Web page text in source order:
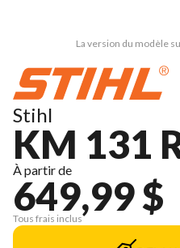
La version du modèle
Stihl
KM 131
À partir de
649,99 $
Tous frais inclus